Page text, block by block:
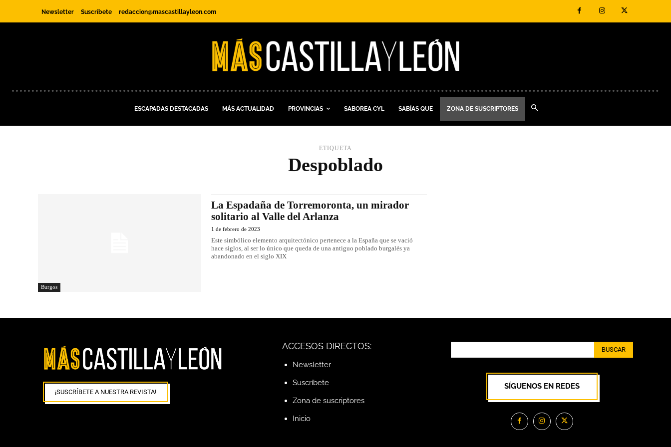
Newsletter Suscríbete redaccion@mascastillayleon.com
ESCAPADAS DESTACADAS MÁS ACTUALIDAD PROVINCIAS SABOREA CYL SABÍAS QUE ZONA DE SUSCRIPTORES
ETIQUETA
Despoblado
Burgos
La Espadaña de Torremoronta, un mirador
solitario al Valle del Arlanza
1 de febrero de 2023
Este simbólico elemento arquitectónico pertenece a la España que se vació
hace siglos, al ser lo único que queda de una antiguo poblado burgalés ya
abandonado en el siglo XIX
¡SUSCRÍBETE A NUESTRA REVISTA!
ACCESOS DIRECTOS:
Newsletter
Suscríbete
Zona de suscriptores
Inicio
BUSCAR
SÍGUENOS EN REDES